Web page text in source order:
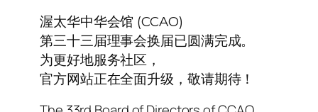
渥太华中华会馆 (CCAO)
第三十三届理事会换届已圆满完成。
为更好地服务社区，
官方网站正在全面升级，敬请期待！